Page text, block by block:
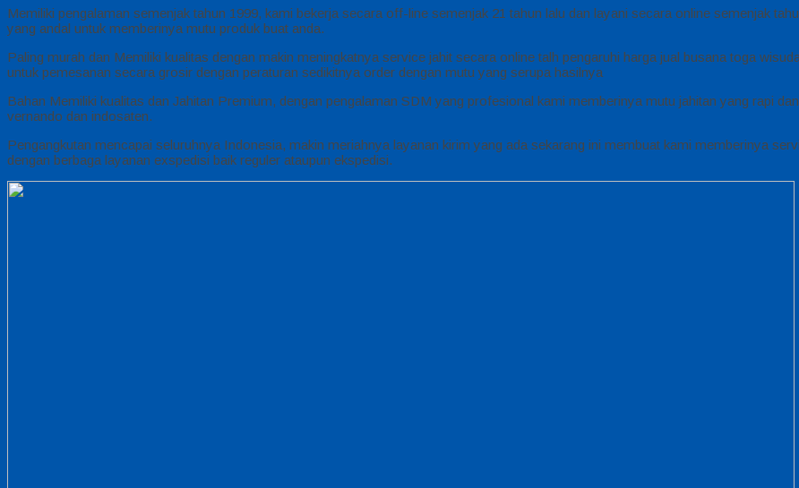
Memiliki pengalaman semenjak tahun 1999, kami bekerja secara off-line semenjak 21 tahun lalu dan layani secara online semenjak
yang andal untuk memberinya mutu produk buat anda.
Paling murah dan Memiliki kualitas dengan makin meningkatnya service jahit secara online talh pengaruhi harga jual busana toga
untuk pemesanan secara grosir dengan peraturan sedikitnya order dengan mutu yang serupa hasilnya
Bahan Memiliki kualitas dan Jahitan Premium, dengan pengalaman SDM yang profesional kami memberinya mutu jahitan yang rapi
vernando dan indosaten.
Pengangkutan mencapai seluruhnya Indonesia, makin meriahnya layanan kirim yang ada sekarang ini membuat kami memberinya
dengan berbaga layanan exspedisi baik reguler ataupun ekspedisi.